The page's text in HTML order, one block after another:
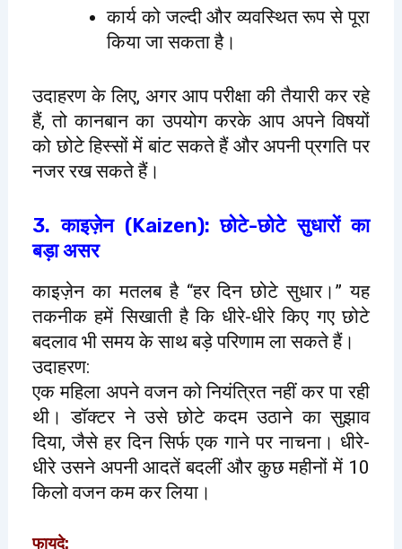
कार्य को जल्दी और व्यवस्थित रूप से पूरा
किया जा सकता है।
उदाहरण के लिए, अगर आप परीक्षा की तैयारी कर रहे
हैं, तो कानबान का उपयोग करके आप अपने विषयों
को छोटे हिस्सों में बांट सकते हैं और अपनी प्रगति पर
नजर रख सकते हैं।
3. काइज़ेन (Kaizen): छोटे-छोटे सुधारों का
बड़ा असर
काइज़ेन का मतलब है “हर दिन छोटे सुधार।” यह
तकनीक हमें सिखाती है कि धीरे-धीरे किए गए छोटे
बदलाव भी समय के साथ बड़े परिणाम ला सकते हैं।
उदाहरण:
एक महिला अपने वजन को नियंत्रित नहीं कर पा रही
थी। डॉक्टर ने उसे छोटे कदम उठाने का सुझाव
दिया, जैसे हर दिन सिर्फ एक गाने पर नाचना। धीरे-
धीरे उसने अपनी आदतें बदलीं और कुछ महीनों में 10
किलो वजन कम कर लिया।
फायदे: